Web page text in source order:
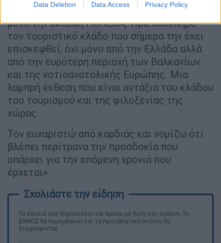
Data Deletion Data Access Privacy Policy
παρουσία του στη HORECA. Αλλά δεν τιμά
μόνο την έκθεση HORECA, τιμά ολόκληρο
τον τουριστικό κλάδο που σήμερα την έχει
επισκεφθεί, όχι μόνο από την Ελλάδα αλλά
από την ευρύτερη περιοχή των Βαλκανίων
και της νοτιοανατολικής Ευρώπης. Μια
λαμπρή έκθεση που είναι αντάξια του κλάδου
του τουρισμού και της φιλοξενίας της
χώρας.
Τον ευχαριστώ από καρδιάς και νομίζω ότι
βλέπει περίτρανα την προσδοκία που
υπάρχει για την επόμενη χρονιά που
έρχεται».
Τα σχολιά σας δημοσιεύονται άμεσα με δική σας ευθύνη. Το
ΕΘΝΟΣ θα παρεμβαίνει και τα προσβλητικά σχόλια θα
διαγράφονται